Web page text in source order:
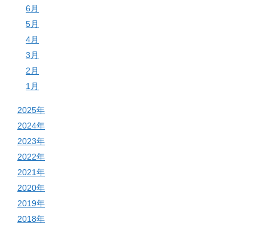
6月
5月
4月
3月
2月
1月
2025年
2024年
2023年
2022年
2021年
2020年
2019年
2018年